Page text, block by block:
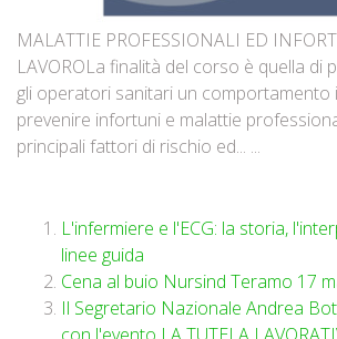
MALATTIE PROFESSIONALI ED
LAVOROLa finalità del corso è quella di
gli operatori sanitari un comportamento
prevenire infortuni e malattie
principali fattori di rischio ed... ...
L'infermiere e l'ECG: la storia,
linee guida
Cena al buio Nursind Teramo 17
Il Segretario Nazionale Andrea